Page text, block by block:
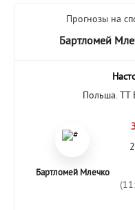
Прогнозы на
Бартломей
Польша. TT
Бартломей Млечко